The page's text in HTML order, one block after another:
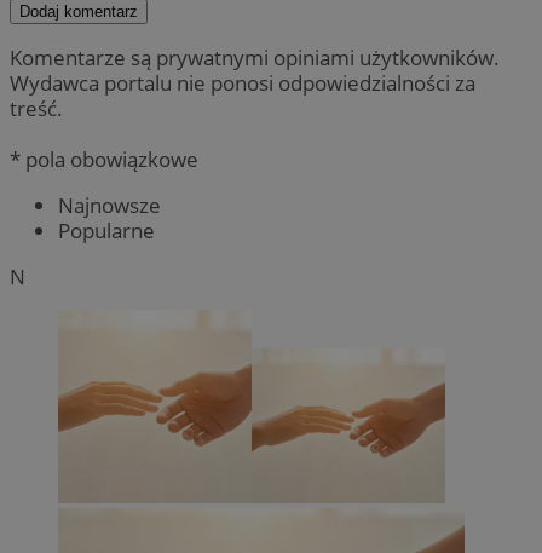
Dodaj komentarz
Komentarze są prywatnymi opiniami użytkowników.
Wydawca portalu nie ponosi odpowiedzialności za
treść.
* pola obowiązkowe
Najnowsze
Popularne
N